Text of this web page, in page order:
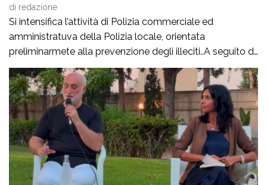
di redazione
Si intensifica l’attività di Polizia commerciale ed
amministratuva della Polizia locale, orientata
preliminarmete alla prevenzione degli illeciti..A seguito di
mirati servizi svolti negli ultimi giorni, anche su
segnalazione di alcune associazioni di categoria, la
Polizia Locale ha attenzionato le aree commerciali
cittadine al fine di prevenire e reprimere la vendita
abusiva o irregolare su area […]